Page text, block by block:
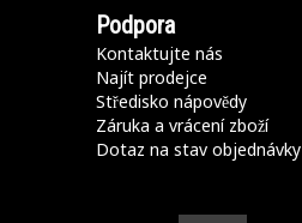
Podpora
Kontaktujte nás
Najít prodejce
Středisko nápovědy
Záruka a vrácení zboží
Dotaz na stav objednávky